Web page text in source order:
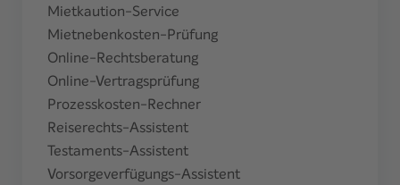
Mietkaution-Service
Mietnebenkosten-Prüfung
Online-Rechtsberatung
Online-Vertragsprüfung
Prozesskosten-Rechner
Reiserechts-Assistent
Testaments-Assistent
Vorsorgeverfügungs-Assistent